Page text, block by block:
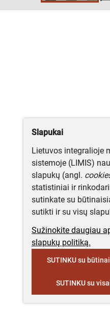
Slapukai
Lietuvos integralioje
sistemoje (LIMIS)
slapukų (angl.
statistiniai ir
sutinkate su
sutikti ir su visų
Sužinokite daugiau
slapukų politiką.
SUTINKU su
SUTINKU su